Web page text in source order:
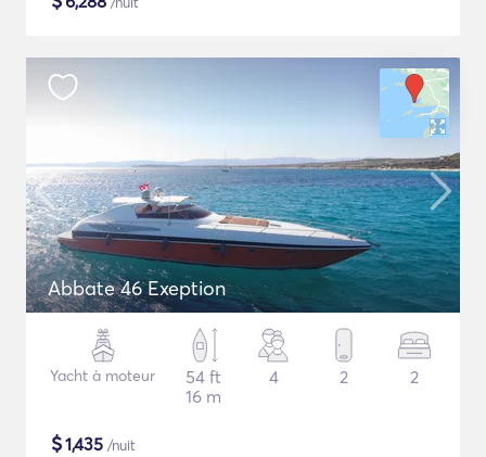
Abbate 46 Exeption
Yacht à moteur
54 ft
16 m
4 2 2
$1,435 /nuit